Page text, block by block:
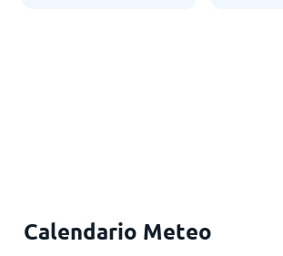
Calendario Meteo